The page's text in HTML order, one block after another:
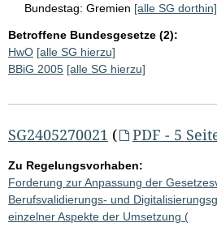
Bundestag: Gremien [alle SG dorthin]
Betroffene Bundesgesetze (2):
HwO [alle SG hierzu]
BBiG 2005 [alle SG hierzu]
SG2405270021 ( PDF - 5
Zu Regelungsvorhaben:
Forderung zur Anpassung der
Berufsvalidierungs- und
einzelner Aspekte der Umsetzung (